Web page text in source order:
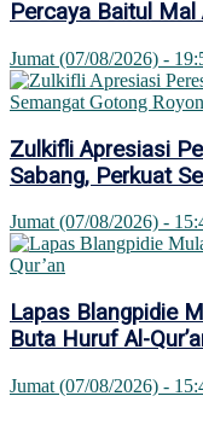
Percaya Baitul Mal
Jumat (07/08/2026) -
Zulkifli Apresiasi
Sabang, Perkuat
Jumat (07/08/2026) -
Lapas Blangpidie
Buta Huruf Al-
Jumat (07/08/2026) -